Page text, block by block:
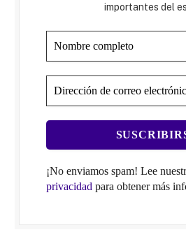
importantes del
¡No enviamos spam! Lee
privacidad para obtener más